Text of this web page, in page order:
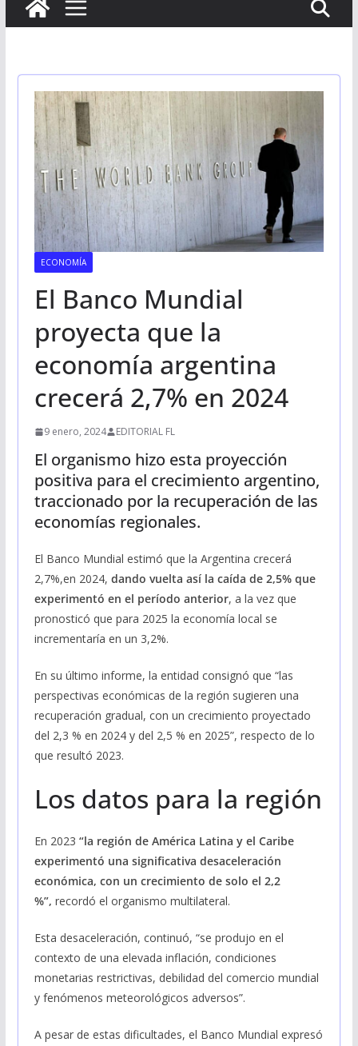
ECONOMÍA
El Banco Mundial
proyecta que la
economía argentina
crecerá 2,7% en 2024
9 enero, 2024 EDITORIAL FL
El organismo hizo esta proyección
positiva para el crecimiento argentino,
traccionado por la recuperación de las
economías regionales.
El Banco Mundial estimó que la Argentina crecerá
2,7%,en 2024, dando vuelta así la caída de 2,5% que
experimentó en el período anterior, a la vez que
pronosticó que para 2025 la economía local se
incrementaría en un 3,2%.
En su último informe, la entidad consignó que “las
perspectivas económicas de la región sugieren una
recuperación gradual, con un crecimiento proyectado
del 2,3 % en 2024 y del 2,5 % en 2025”, respecto de lo
que resultó 2023.
Los datos para la región
En 2023 “la región de América Latina y el Caribe
experimentó una significativa desaceleración
económica, con un crecimiento de solo el 2,2
%”, recordó el organismo multilateral.
Esta desaceleración, continuó, “se produjo en el
contexto de una elevada inflación, condiciones
monetarias restrictivas, debilidad del comercio mundial
y fenómenos meteorológicos adversos”.
A pesar de estas dificultades, el Banco Mundial expresó